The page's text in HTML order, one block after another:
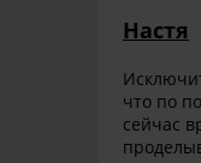
Настя
что по
сейчас